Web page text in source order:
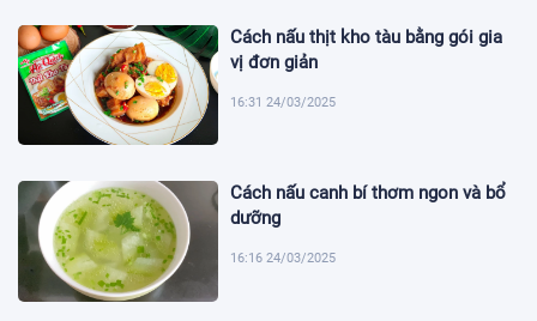
Cách nấu thịt kho tàu bằng gói gia
vị đơn giản
16:31 24/03/2025
Cách nấu canh bí thơm ngon và bổ
dưỡng
16:16 24/03/2025